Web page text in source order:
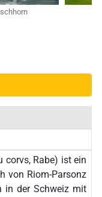
corvs, Rabe) ist ein
von Riom-Parsonz
in der Schweiz mit